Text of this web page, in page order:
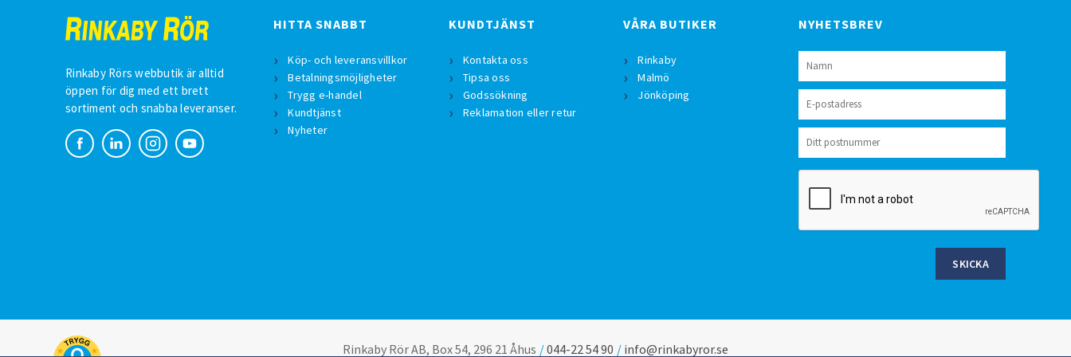
Rinkaby Rörs webbutik är alltid
öppen för dig med ett brett
sortiment och snabba leveranser.
HITTA SNABBT
Köp- och leveransvillkor
Betalningsmöjligheter
Trygg e-handel
Kundtjänst
Nyheter
KUNDTJÄNST
Kontakta oss
Tipsa oss
Godssökning
Reklamation eller retur
VÅRA BUTIKER
Rinkaby
Malmö
Jönköping
NYHETSBREV
SKICKA
Rinkaby Rör AB, Box 54, 296 21 Åhus 044-22 54 90 info@rinkabyror.se